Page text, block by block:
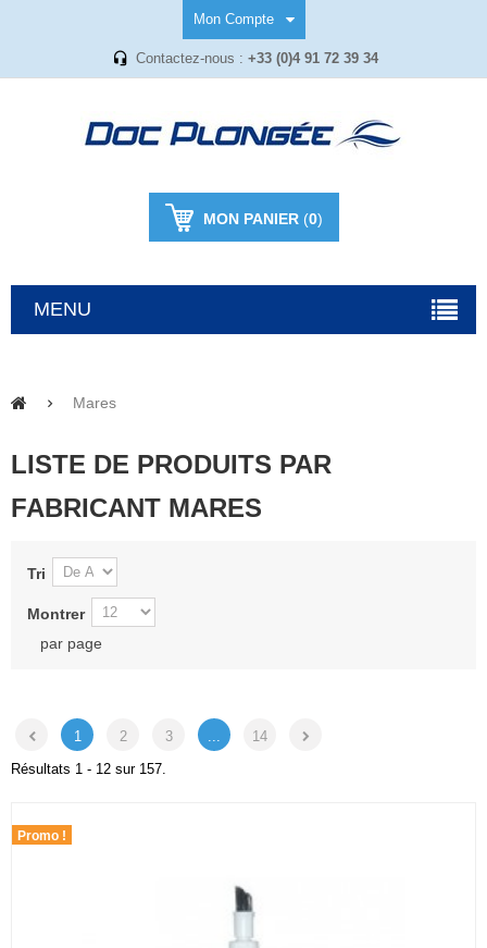
Mon Compte
Contactez-nous : +33 (0)4 91 72 39 34
MON PANIER(0)
MENU
Mares
LISTE DE PRODUITS PAR
FABRICANT MARES
Tri
Montrer
par page
1 2 3 ...
14
Résultats 1 - 12 sur 157.
Promo !